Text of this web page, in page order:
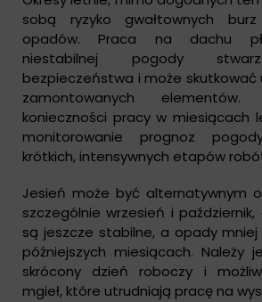
sobą ryzyko gwałtownych
opadów. Praca na dachu
niestabilnej pogody
bezpieczeństwa i może skutkować
zamontowanych
konieczności pracy w miesiącach
monitorowanie prognoz
krótkich, intensywnych etapów
Jesień może być alternatywnym
szczególnie wrzesień i
są jeszcze stabilne, a opady
późniejszych miesiącach. Należy
skrócony dzień roboczy i
mgieł, które utrudniają pracę na